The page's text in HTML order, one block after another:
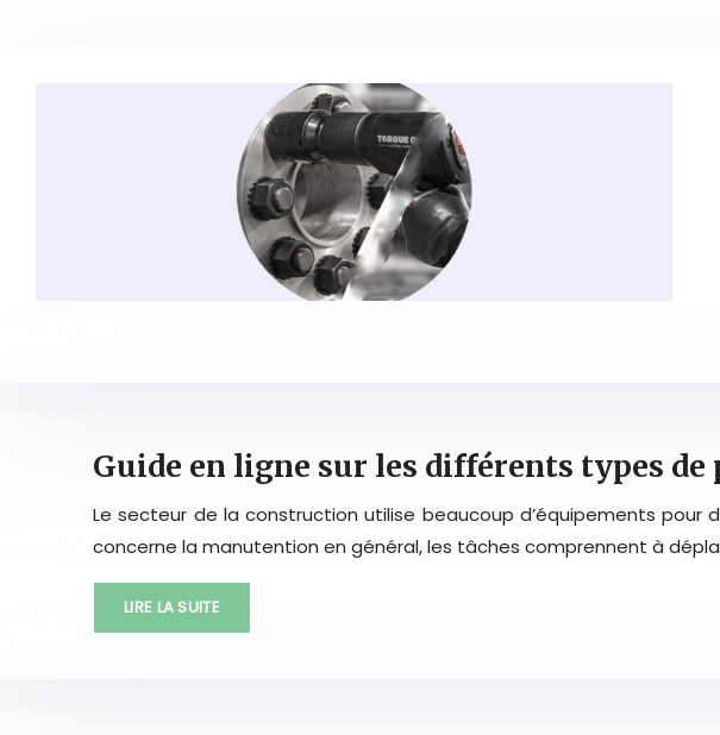
Guide en ligne sur les différents types
Le secteur de la construction utilise beaucoup d’équipements
concerne la manutention en général, les tâches comprennent à
LIRE LA SUITE